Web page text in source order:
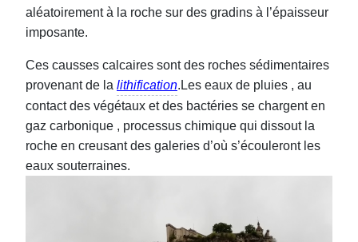
aléatoirement à la roche sur des gradins à l’épaisseur
imposante.
Ces causses calcaires sont des roches sédimentaires
provenant de la lithification.Les eaux de pluies , au
contact des végétaux et des bactéries se chargent en
gaz carbonique , processus chimique qui dissout la
roche en creusant des galeries d’où s’écouleront les
eaux souterraines.